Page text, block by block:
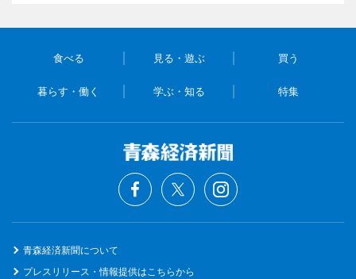
食べる 見る・遊ぶ 買う
暮らす・働く 学ぶ・知る 特集
青森経済新聞について
プレスリリース・情報提供はこちらから